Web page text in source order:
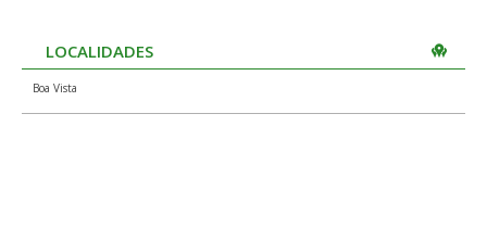
LOCALIDADES
Boa Vista